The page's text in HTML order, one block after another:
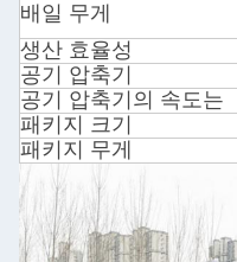
배일 무게
생산 효율성
공기 압축기
공기 압축기의 속도는
패키지 크기
패키지 무게